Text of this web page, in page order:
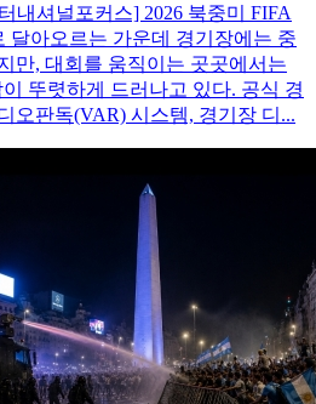
내셔널포커스] 2026 북중미 FIFA
달아오르는 가운데 경기장에는 중
만, 대회를 움직이는 곳곳에서는
뚜렷하게 드러나고 있다. 공식 경
오판독(VAR) 시스템, 경기장 디...